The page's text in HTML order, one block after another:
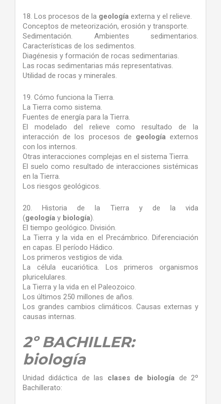
18. Los procesos de la geología externa y el relieve.
Conceptos de meteorización, erosión y transporte.
Sedimentación. Ambientes sedimentarios.
Características de los sedimentos.
Diagénesis y formación de rocas sedimentarias.
Las rocas sedimentarias más representativas.
Utilidad de rocas y minerales.
19. Cómo funciona la Tierra.
La Tierra como sistema.
Fuentes de energía para la Tierra.
El modelado del relieve como resultado de la
interacción de los procesos de geologíaexternos
con los internos.
Otras interacciones complejas en el sistema Tierra.
El suelo como resultado de interacciones sistémicas
en la Tierra.
Los riesgos geológicos.
20. Historia de la Tierra y de la vida
(geología y biología).
El tiempo geológico. División.
La Tierra y la vida en el Precámbrico. Diferenciación
en capas. El período Hádico.
Los primeros vestigios de vida.
La célula eucariótica. Los primeros organismos
pluricelulares.
La Tierra y la vida en el Paleozoico.
Los últimos 250 millones de años.
Los grandes cambios climáticos. Causas externas y
causas internas.
2º BACHILLER:
biología
Unidad didáctica de las clases de biología de 2º
Bachillerato: